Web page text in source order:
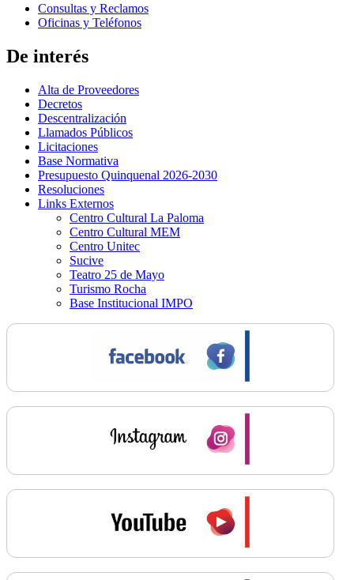
Consultas y Reclamos
Oficinas y Teléfonos
De interés
Alta de Proveedores
Decretos
Descentralización
Llamados Públicos
Licitaciones
Base Normativa
Presupuesto Quinquenal 2026-2030
Resoluciones
Links Externos
Centro Cultural La Paloma
Centro Cultural MEM
Centro Unitec
Sucive
Teatro 25 de Mayo
Turismo Rocha
Base Institucional IMPO